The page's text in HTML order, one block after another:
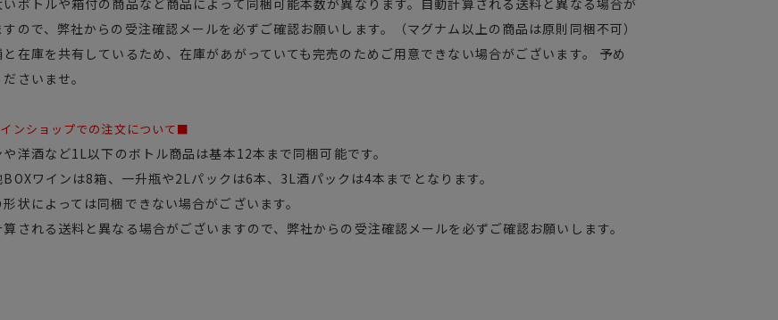
すので、弊社からの受注確認メールを必ずご確認お願いします。（マグナム以上の商品は原則同梱不可）
在庫を共有しているため、在庫があがっていても完売のためご用意できない場合がございます。 予め
さいませ。
ンショップでの注文について■
や洋酒など1L以下のボトル商品は基本12本まで同梱可能です。
BOXワインは8箱、一升瓶や2Lパックは6本、3L酒パックは4本までとなります。
状によっては同梱できない場合がございます。
される送料と異なる場合がございますので、弊社からの受注確認メールを必ずご確認お願いします。